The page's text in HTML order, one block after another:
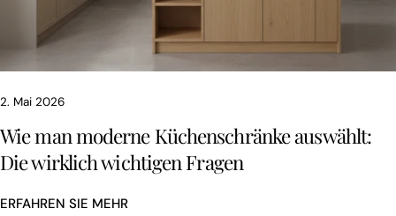
2. Mai 2026
Wie man moderne Küchenschränke auswählt:
Die wirklich wichtigen Fragen
ERFAHREN SIE MEHR